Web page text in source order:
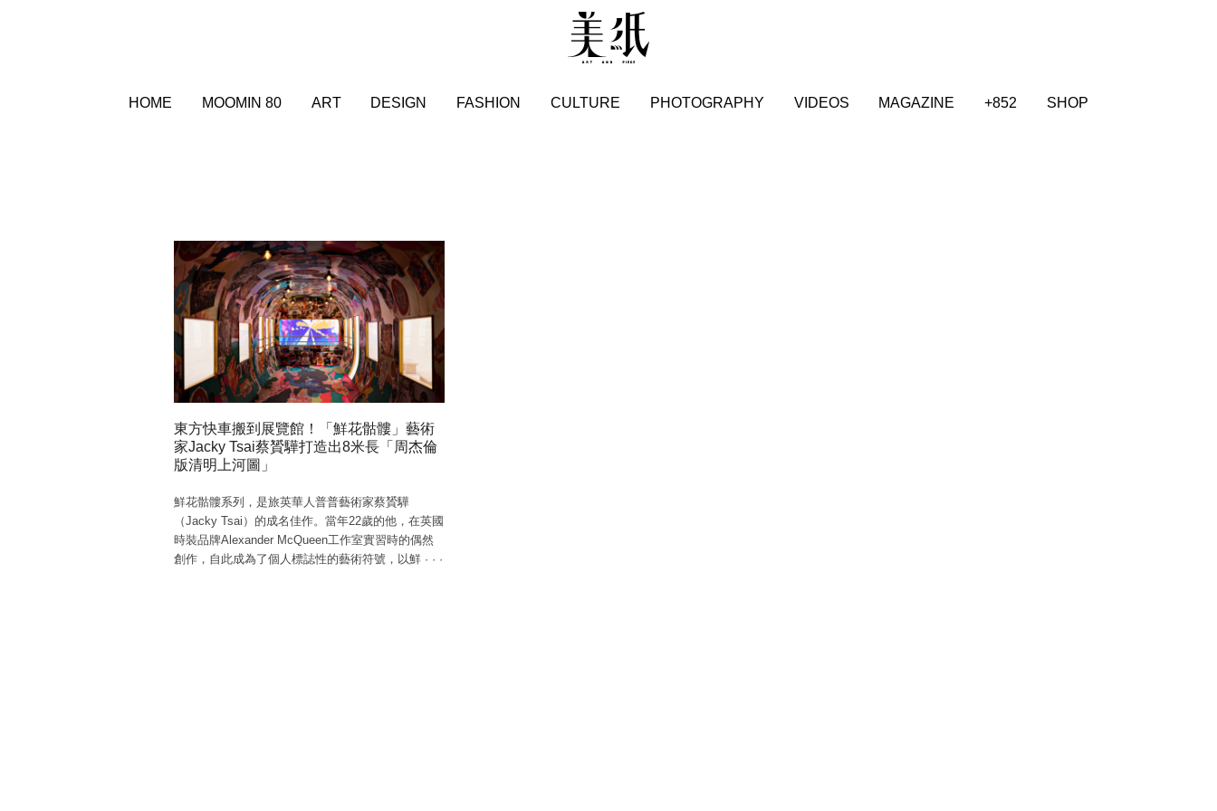
HOME MOOMIN 80 ART DESIGN FASHION CULTURE PHOTOGRAPHY VIDEOS MAGAZINE +852 SHOP
東方快車搬到展覽館！「鮮花骷髏」藝術
家Jacky Tsai蔡贇驊打造出8米長「周杰倫
版清明上河圖」
鮮花骷髏系列，是旅英華人普普藝術家蔡贇驊
（Jacky Tsai）的成名佳作。當年22歲的他，在英國
時裝品牌Alexander McQueen工作室實習時的偶然
創作，自此成為了個人標誌性的藝術符號，以鮮 · · ·